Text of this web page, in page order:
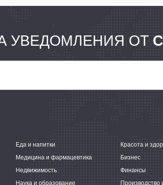
УВЕДОМЛЕНИЯ ОТ
Еда и напитки Красота и
Медицина и фармацевтика Бизнес
Недвижимость Финансы
Наука и образование Производство